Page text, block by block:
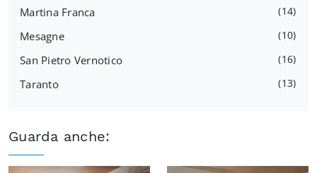
Martina Franca 14
Mesagne 10
San Pietro Vernotico 16
Taranto 13
Guarda anche: